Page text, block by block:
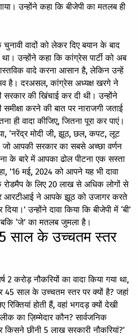
उन्होंने कहा कि बीजेपी का मतलब ही
वादों को लेकर दिए बयान के बाद
उन्होंने कहा कि कांग्रेस पार्टी को अब
वादे करना आसान है, लेकिन उन्हें
है। दरअसल, कांग्रेस अध्यक्ष खरगे ने
की खिंचाई कर दी थी। उन्होंने
करने की बात पर नाराजगी जताई
ही वादा कीजिए, जितना पूरा कर पाएं।
‘नरेंद्र मोदी जी, झूठ, छल, कपट, लूट
आपकी सरकार का सबसे अच्छा वर्णन
के बारे में आपका ढोल पीटना एक सस्ता
’16 मई, 2024 को आपने यह भी दावा
के लिए 20 लाख से अधिक लोगों से
आरटीआई ने आपके झूठ को उजागर करते
उन्होंने दावा किया कि बीजेपी में ‘बी’
‘जे’ का मतलब जुमला है।
साल के उच्चतम स्तर
2 करोड़ नौकरियों का वादा किया गया था,
45 साल के उच्चतम स्तर पर क्यों है? जहां
रिक्तियां होती हैं, वहां भगदड़ क्यों देखी
का ज़िम्मेदार कौन? सार्वजनिक
छीनी 5 लाख सरकारी नौकरियां?’